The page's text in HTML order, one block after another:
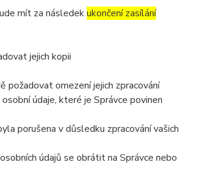
mít za následekukončení zasílání
jejich kopii
požadovat omezení jejich zpracování
údaje, které je Správce povinen
porušena v důsledku zpracování vašich
údajů se obrátit na Správce nebo